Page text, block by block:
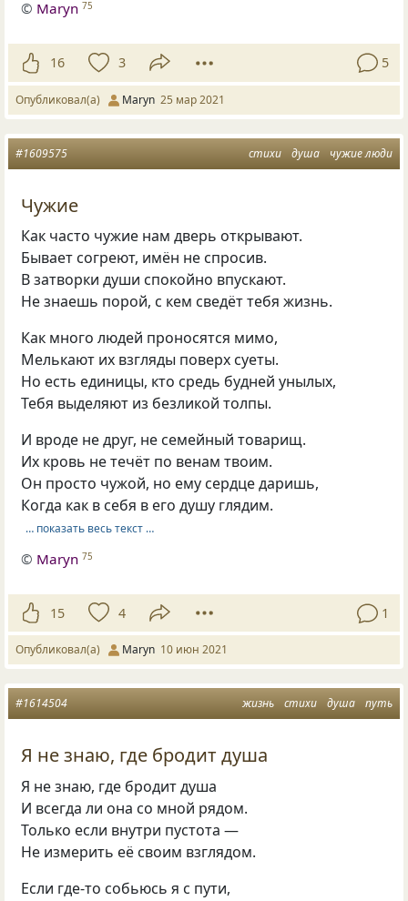
© Maryn 75
16 3 5
Опубликовал(а) Maryn 25 мар 2021
стихи душа чужие люди
#1609575
Чужие
Как часто чужие нам дверь открывают.
Бывает согреют, имён не спросив.
В затворки души спокойно впускают.
Не знаешь порой, с кем сведёт тебя жизнь.
Как много людей проносятся мимо,
Мелькают их взгляды поверх суеты.
Но есть единицы, кто средь будней унылых,
Тебя выделяют из безликой толпы.
И вроде не друг, не семейный товарищ.
Их кровь не течёт по венам твоим.
Он просто чужой, но ему сердце даришь,
Когда как в себя в его душу глядим.
… показать весь текст …
© Maryn 75
15 4 1
Опубликовал(а) Maryn 10 июн 2021
жизнь стихи душа путь
#1614504
Я не знаю, где бродит душа
Я не знаю, где бродит душа
И всегда ли она со мной рядом.
Только если внутри пустота —
Не измерить её своим взглядом.
Если где-то собьюсь я с пути,